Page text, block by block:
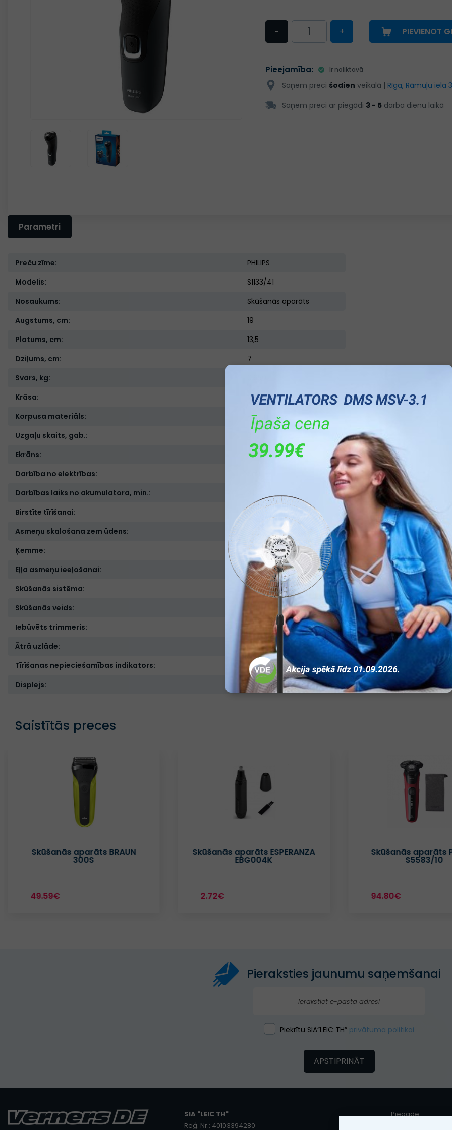
− + PIEVIENOT
Pieejamība: Ir noliktavā
Saņem preci šodien veikalā | Rīga, Rāmuļu iela
Saņem preci ar piegādi 3 - 5 darba dienu laikā
Parametri
Preču zīme:
PHILIPS
Modelis:
S1133/41
Nosaukums:
Skūšanās aparāts
Augstums, cm:
19
Platums, cm:
13,5
Dziļums, cm:
7
Svars, kg:
Krāsa:
Melna
Korpusa materiāls:
Plastmasas
Uzgaļu skaits, gab.:
Ekrāns:
Nav
Darbība no elektrības:
Darbības laiks no akumulatora, min.:
Birstīte tīrīšanai:
Ir
Asmeņu skalošana zem ūdens:
Ķemme:
Ir
Eļļa asmeņu ieeļošanai:
Nav
Skūšanās sistēma:
Rotējošā
Skūšanās veids:
Iebūvēts trimmeris:
Ātrā uzlāde:
Nav
Tīrīšanas nepieciešamības indikators:
Nav
Displejs:
Nav
Saistītās preces
Skūšanās aparāts BRAUN
300S
49.59€
Skūšanās aparāts ESPERANZA
EBG004K
2.72€
Skūšanās aparāts
S5583/10
94.80€
Pieraksties jaunumu saņemšanai
Piekrītu SIA”LEIC TH” privātuma politikai
APSTIPRINĀT
SIA "LEIC TH"
Reģ. Nr.: 40103394280
Piegāde